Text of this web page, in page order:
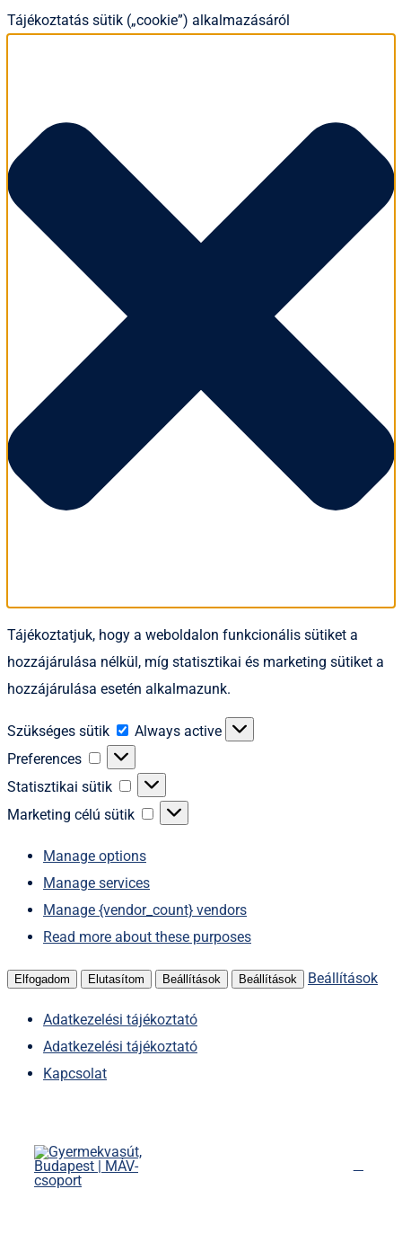
Tájékoztatás sütik („cookie”) alkalmazásáról
Tájékoztatjuk, hogy a weboldalon funkcionális sütiket a
hozzájárulása nélkül, míg statisztikai és marketing sütiket a
hozzájárulása esetén alkalmazunk.
Szükséges sütik
Szükséges
Always active
Preferences
Preferences
Statisztikai sütik
Statisztikai
sütik
Marketing célú sütik
Marketing
Manage options
Manage services
Manage {vendor_count} vendors
Read more about these purposes
Elfogadom Elutasítom Beállítások Beállítások Beállítások
Adatkezelési tájékoztató
Adatkezelési tájékoztató
Kapcsolat